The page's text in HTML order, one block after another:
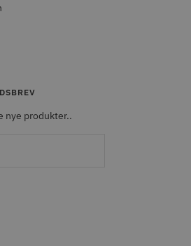
nye produkter..